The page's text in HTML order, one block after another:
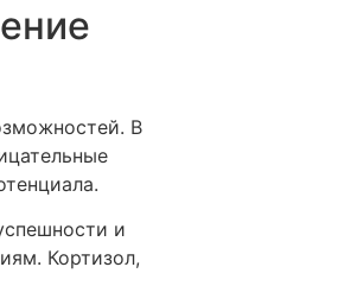
В
и
Кортизол,